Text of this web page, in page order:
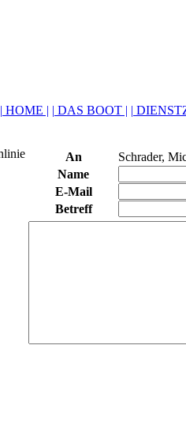
| HOME | | DAS BOOT | |
An
Schrader,
Name
E-Mail
Betreff